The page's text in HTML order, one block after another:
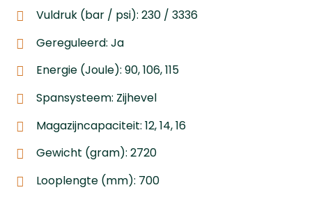
Vuldruk (bar / psi): 230 / 3336
Gereguleerd: Ja
Energie (Joule): 90, 106, 115
Spansysteem: Zijhevel
Magazijncapaciteit: 12, 14, 16
Gewicht (gram): 2720
Looplengte (mm): 700